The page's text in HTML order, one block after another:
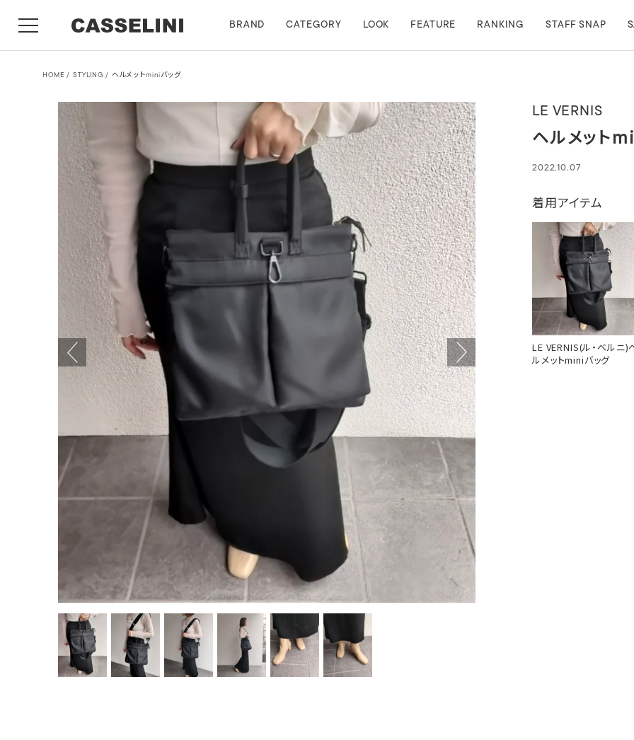
BRAND CATEGORY LOOK FEATURE RANKING STAFF SNAP
HOME STYLING ヘルメットminiバッグ
LE VERNIS
ヘルメット
2022.10.07
着用アイテム
LE VERNIS(ル・ベルニ)
ルメットminiバッグ